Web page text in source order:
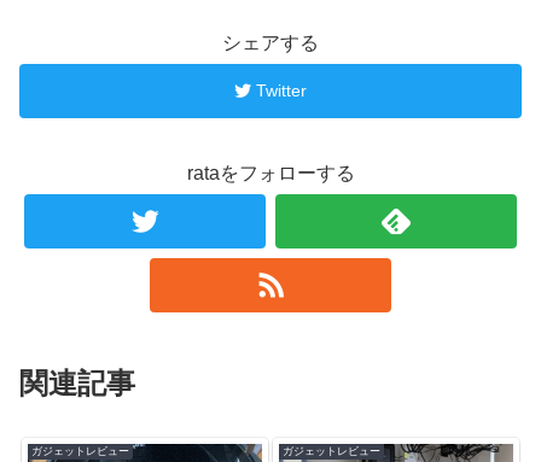
シェアする
Twitter
rataをフォローする
関連記事
ガジェットレビュー ガジェットレビュー